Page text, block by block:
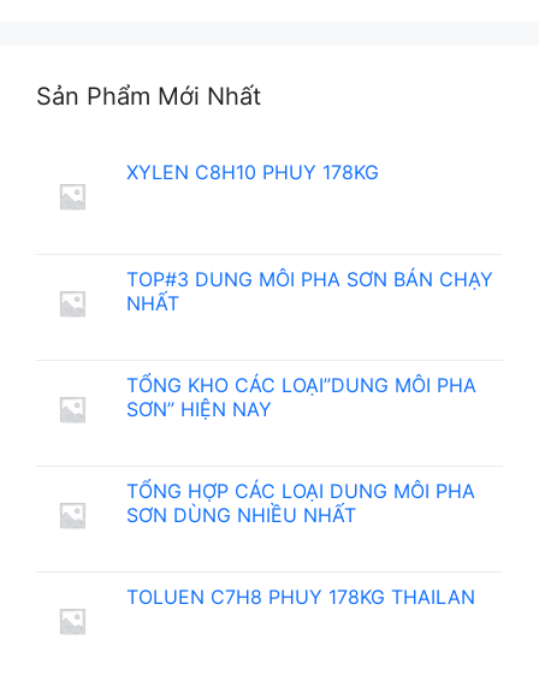
Sản Phẩm Mới Nhất
XYLEN C8H10 PHUY 178KG
TOP#3 DUNG MÔI PHA SƠN BÁN CHẠY
NHẤT
TỔNG KHO CÁC LOẠI”DUNG MÔI PHA
SƠN” HIỆN NAY
TỔNG HỢP CÁC LOẠI DUNG MÔI PHA
SƠN DÙNG NHIỀU NHẤT
TOLUEN C7H8 PHUY 178KG THAILAN